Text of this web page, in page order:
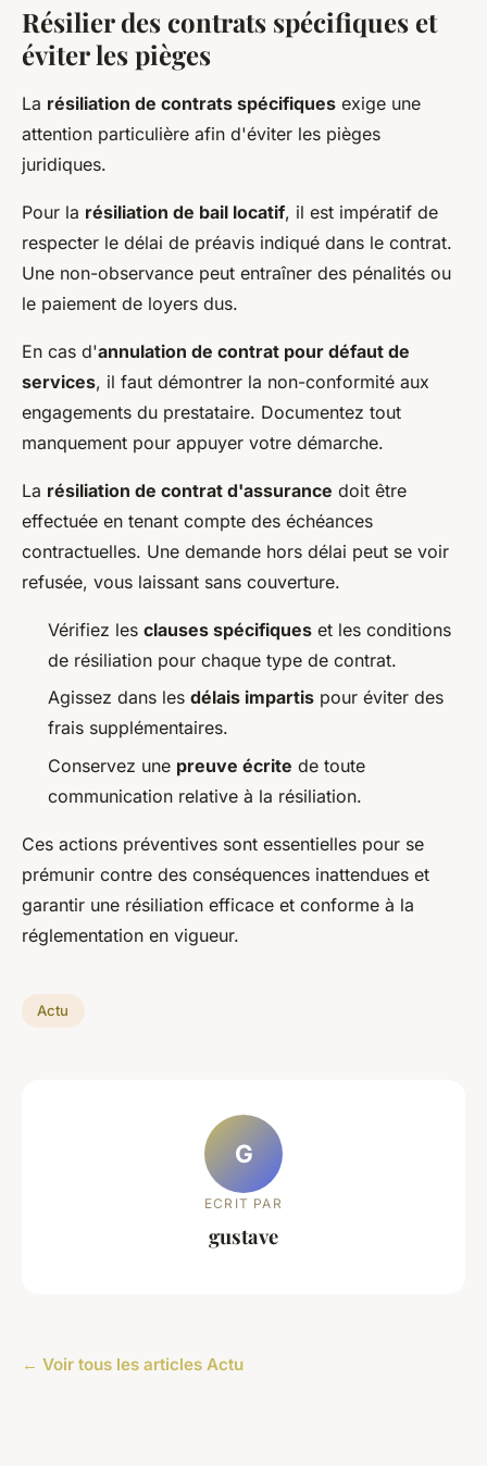
Résilier des contrats spécifiques et
éviter les pièges
La résiliation de contrats spécifiques exige une
attention particulière afin d'éviter les pièges
juridiques.
Pour la résiliation de bail locatif, il est impératif de
respecter le délai de préavis indiqué dans le contrat.
Une non-observance peut entraîner des pénalités ou
le paiement de loyers dus.
En cas d'annulation de contrat pour défaut de
services, il faut démontrer la non-conformité aux
engagements du prestataire. Documentez tout
manquement pour appuyer votre démarche.
La résiliation de contrat d'assurance doit être
effectuée en tenant compte des échéances
contractuelles. Une demande hors délai peut se voir
refusée, vous laissant sans couverture.
Vérifiez les clauses spécifiques et les conditions
de résiliation pour chaque type de contrat.
Agissez dans les délais impartis pour éviter des
frais supplémentaires.
Conservez une preuve écrite de toute
communication relative à la résiliation.
Ces actions préventives sont essentielles pour se
prémunir contre des conséquences inattendues et
garantir une résiliation efficace et conforme à la
réglementation en vigueur.
Actu
G
ECRIT PAR
gustave
← Voir tous les articles Actu